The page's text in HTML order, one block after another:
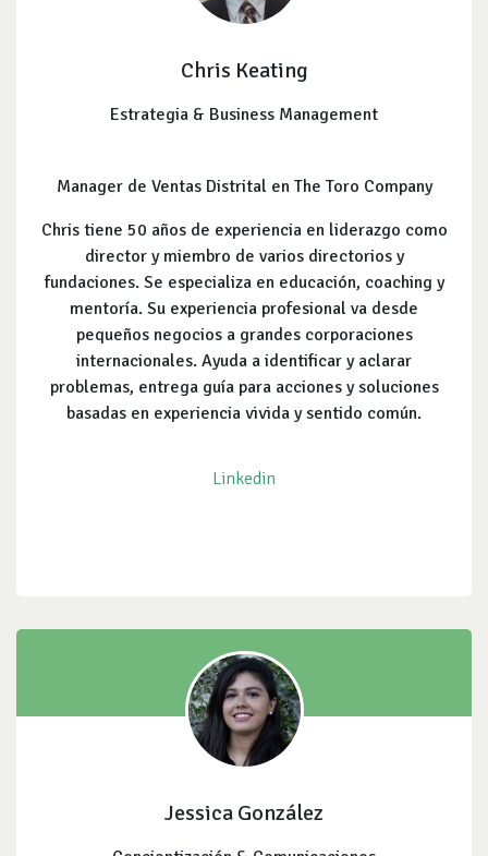
Chris Keating
Estrategia & Business Management
Manager de Ventas Distrital en The Toro Company
Chris tiene 50 años de experiencia en liderazgo como
director y miembro de varios directorios y
fundaciones. Se especializa en educación, coaching y
mentoría. Su experiencia profesional va desde
pequeños negocios a grandes corporaciones
internacionales. Ayuda a identificar y aclarar
problemas, entrega guía para acciones y soluciones
basadas en experiencia vivida y sentido común.
Linkedin
Jessica González